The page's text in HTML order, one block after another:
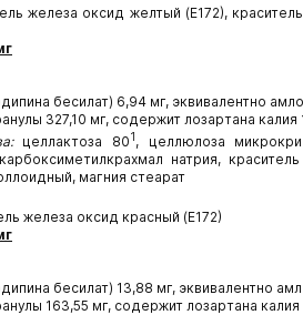
железа оксид желтый (Е172),
бесилат) 6,94 мг, эквивалентно
327,10 мг, содержит лозартана калия
целлактоза 801, целлюлоза
натрия,
магния стеарат
железа оксид красный (Е172)
бесилат) 13,88 мг, эквивалентно
163,55 мг, содержит лозартана